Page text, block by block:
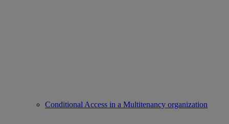
Conditional Access in a Multitenancy organization